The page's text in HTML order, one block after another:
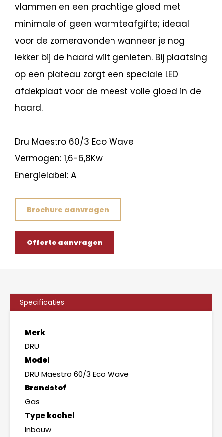
vlammen en een prachtige gloed met
minimale of geen warmteafgifte; ideaal
voor de zomeravonden wanneer je nog
lekker bij de haard wilt genieten. Bij plaatsing
op een plateau zorgt een speciale LED
afdekplaat voor de meest volle gloed in de
haard.
Dru Maestro 60/3 Eco Wave
Vermogen: 1,6-6,8Kw
Energielabel: A
Brochure aanvragen
Offerte aanvragen
Specificaties
Merk
DRU
Model
DRU Maestro 60/3 Eco Wave
Brandstof
Gas
Type kachel
Inbouw